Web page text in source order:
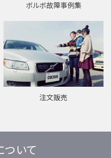
ボルボ故障事例集
注文販売
ついて